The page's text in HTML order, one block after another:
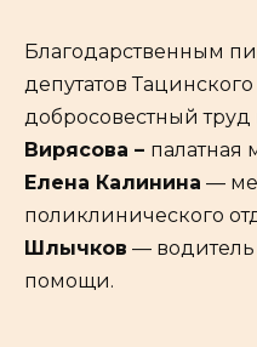
Благодарственным
депутатов
добросовестный
Вирясова – палатная
Елена Калинина —
поликлинического
Шлычков —
помощи.